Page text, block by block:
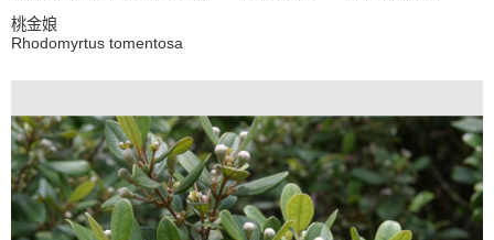
桃金娘
Rhodomyrtus tomentosa